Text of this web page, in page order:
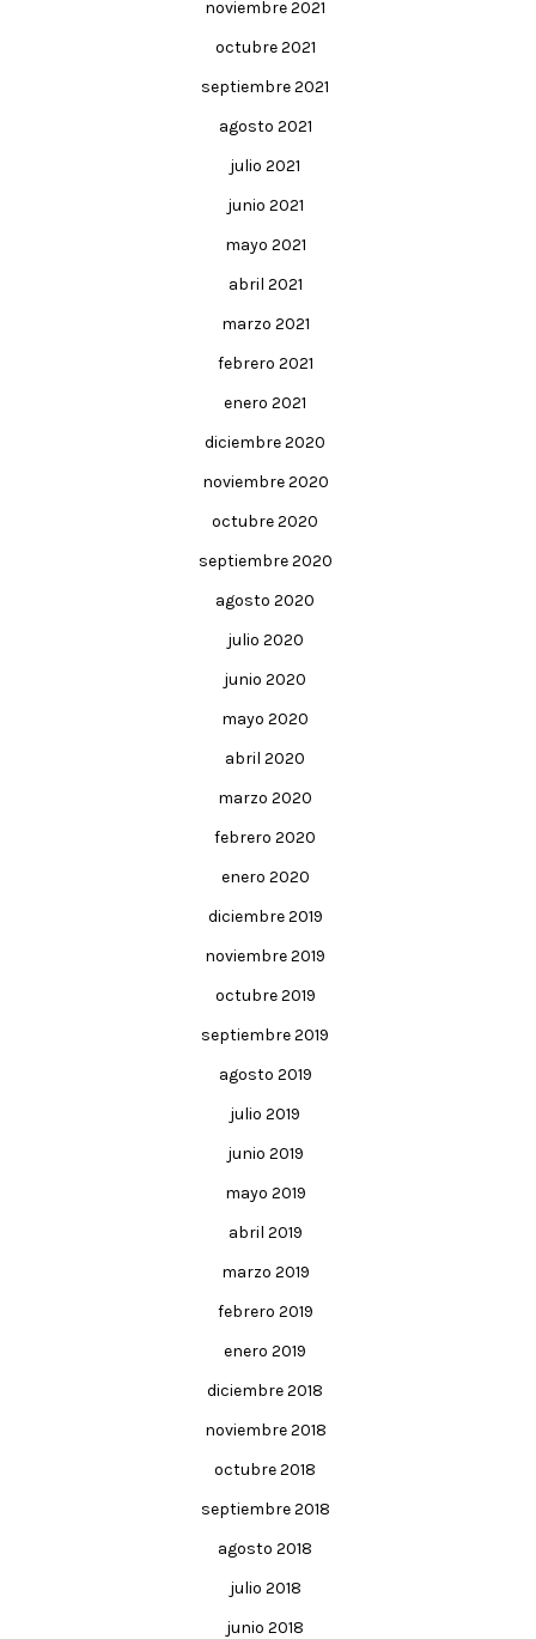
noviembre 2021
octubre 2021
septiembre 2021
agosto 2021
julio 2021
junio 2021
mayo 2021
abril 2021
marzo 2021
febrero 2021
enero 2021
diciembre 2020
noviembre 2020
octubre 2020
septiembre 2020
agosto 2020
julio 2020
junio 2020
mayo 2020
abril 2020
marzo 2020
febrero 2020
enero 2020
diciembre 2019
noviembre 2019
octubre 2019
septiembre 2019
agosto 2019
julio 2019
junio 2019
mayo 2019
abril 2019
marzo 2019
febrero 2019
enero 2019
diciembre 2018
noviembre 2018
octubre 2018
septiembre 2018
agosto 2018
julio 2018
junio 2018